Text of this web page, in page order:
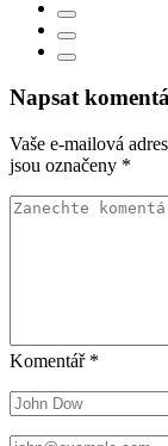
Napsat
Vaše e-mailová
jsou označeny *
Komentář *